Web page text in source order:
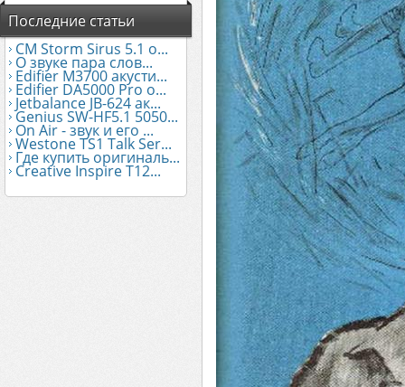
Последние статьи
CM Storm Sirus 5.1 о...
О звуке пара слов...
Edifier М3700 акусти...
Edifier DA5000 Pro о...
Jetbalance JB-624 ак...
Genius SW-HF5.1 5050...
On Air - звук и его ...
Westone TS1 Talk Ser...
Где купить оригиналь...
Creative Inspire T12...